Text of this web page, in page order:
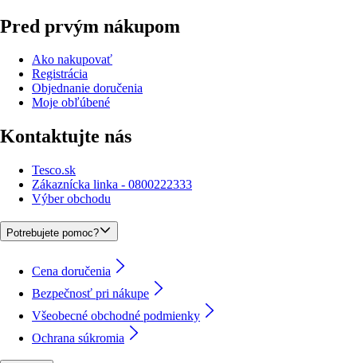
Pred prvým nákupom
Ako nakupovať
Registrácia
Objednanie doručenia
Moje obľúbené
Kontaktujte nás
Tesco.sk
Zákaznícka linka - 0800222333
Výber obchodu
Potrebujete pomoc?
Cena doručenia
Bezpečnosť pri nákupe
Všeobecné obchodné podmienky
Ochrana súkromia